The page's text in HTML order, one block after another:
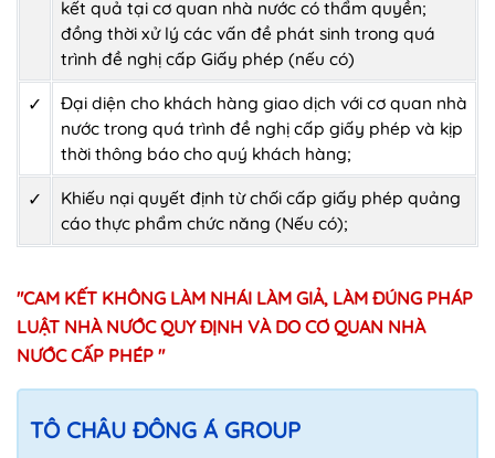
kết quả tại cơ quan nhà nước có thẩm quyền;
đồng thời xử lý các vấn đề phát sinh trong quá
trình đề nghị cấp Giấy phép (nếu có)
✓
Đại diện cho khách hàng giao dịch với cơ quan nhà
nước trong quá trình đề nghị cấp giấy phép và kịp
thời thông báo cho quý khách hàng;
✓
Khiếu nại quyết định từ chối cấp giấy phép quảng
cáo thực phẩm chức năng (Nếu có);
"CAM KẾT KHÔNG LÀM NHÁI LÀM GIẢ, LÀM ĐÚNG PHÁP
LUẬT NHÀ NƯỚC QUY ĐỊNH VÀ DO CƠ QUAN NHÀ
NƯỚC CẤP PHÉP "
TÔ CHÂU ĐÔNG Á GROUP